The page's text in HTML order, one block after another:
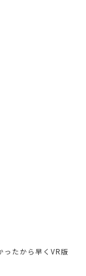
ったから早くVR版